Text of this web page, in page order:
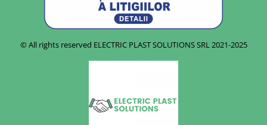
© All rights reserved ELECTRIC PLAST SOLUTIONS SRL2021-2025